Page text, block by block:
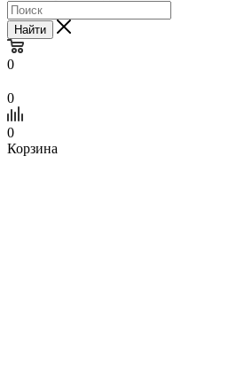
Найти
0
0
0
Корзина